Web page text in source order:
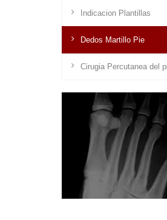
Indicacion Plantillas
Dedos Martillo Pie
Cirugia Percutanea del